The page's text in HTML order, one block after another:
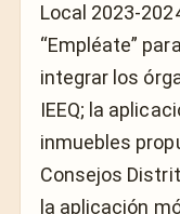
Local 2023-
“Empléate”
integrar los
IEEQ; la
inmuebles
Consejos
la aplicación